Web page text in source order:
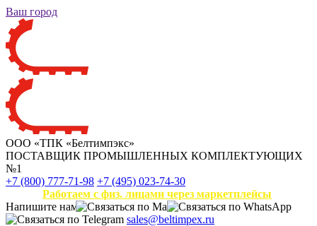
Ваш город
ООО «ТПК «Белтимпэкс»
ПОСТАВЩИК ПРОМЫШЛЕННЫХ КОМПЛЕКТУЮЩИХ
№1
+7 (800) 777-71-98 +7 (495) 023-74-30
Работаем с физ. лицами через маркетплейсы
Напишите нам
sales@beltimpex.ru